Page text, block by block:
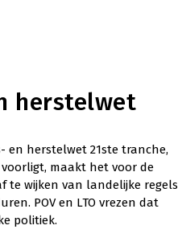
herstelwet
en herstelwet 21ste tranche,
maakt het voor de
te wijken van landelijke regels
POV en LTO vrezen dat
politiek.